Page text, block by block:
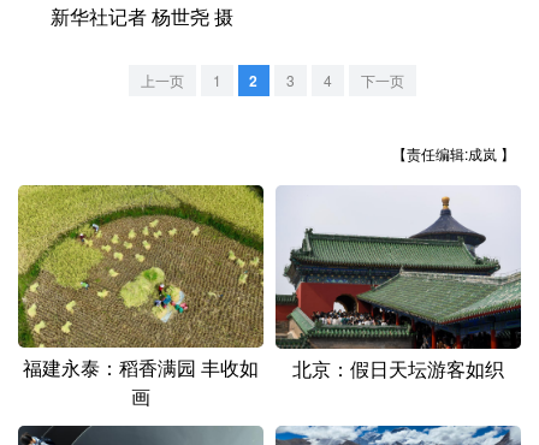
北京 天津
湖南
广东 广西 重庆
四川 贵州 云南 西藏
陕西 甘肃 青海 宁夏
新疆 内蒙古 黑龙江
新华社记者 杨世尧 摄
上一页 1 2 3 4 下一页
【责任编辑:成岚 】
福建永泰：稻香满园 丰收如
画
北京：假日天坛游客如织